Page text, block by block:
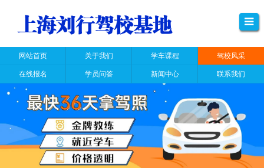
网站首页 关于我们 学车课程 驾校风采
在线报名 学员问答 新闻中心 联系我们